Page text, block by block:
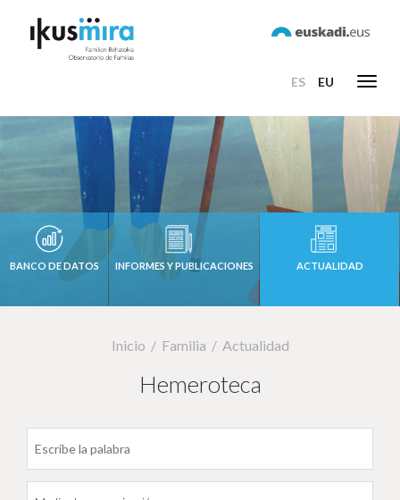
ES EU
BANCO DE DATOS INFORMES Y PUBLICACIONES ACTUALIDAD
Inicio Familia Actualidad
Hemeroteca
Filtrar por fecha